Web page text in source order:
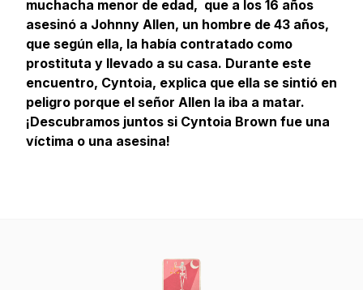
muchacha menor de edad, que a los 16 años
asesinó a Johnny Allen, un hombre de 43 años,
que según ella, la había contratado como
prostituta y llevado a su casa. Durante este
encuentro, Cyntoia, explica que ella se sintió en
peligro porque el señor Allen la iba a matar.
¡Descubramos juntos si Cyntoia Brown fue una
víctima o una asesina!